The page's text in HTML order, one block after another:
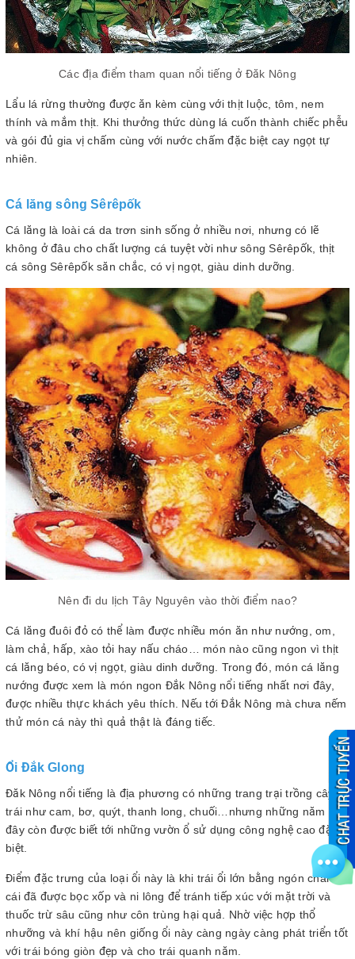
Các địa điểm tham quan nổi tiếng ở Đăk Nông
Lẩu lá rừng thường được ăn kèm cùng với thịt luộc, tôm, nem
thính và mắm thịt. Khi thưởng thức dùng lá cuốn thành chiếc phễu
và gói đủ gia vị chấm cùng với nước chấm đặc biệt cay ngọt tự
nhiên.
Cá lăng sông Sêrêpốk
Cá lăng là loài cá da trơn sinh sống ở nhiều nơi, nhưng có lẽ
không ở đâu cho chất lượng cá tuyệt vời như sông Sêrêpốk, thịt
cá sông Sêrêpốk săn chắc, có vị ngọt, giàu dinh dưỡng.
Nên đi du lịch Tây Nguyên vào thời điểm nao?
Cá lăng đuôi đỏ có thể làm được nhiều món ăn như nướng, om,
làm chả, hấp, xào tỏi hay nấu cháo… món nào cũng ngon vì thịt
cá lăng béo, có vị ngọt, giàu dinh dưỡng. Trong đó, món cá lăng
nướng được xem là món ngon Đắk Nông nổi tiếng nhất nơi đây,
được nhiều thực khách yêu thích. Nếu tới Đắk Nông mà chưa nếm
thử món cá này thì quả thật là đáng tiếc.
Ổi Đắk Glong
Đăk Nông nổi tiếng là địa phương có những trang trại trồng cây
trái như cam, bơ, quýt, thanh long, chuối…nhưng những năm gần
đây còn được biết tới những vườn ổ sử dụng công nghệ cao đặc
biệt.
Điểm đặc trưng của loại ổi này là khi trái ổi lớn bằng ngón chân
cái đã được bọc xốp và ni lông để tránh tiếp xúc với mặt trời và
thuốc trừ sâu cũng như côn trùng hại quả. Nhờ việc hợp thổ
nhưỡng và khí hậu nên giống ổi này càng ngày càng phát triển tốt
với trái bóng giòn đẹp và cho trái quanh năm.